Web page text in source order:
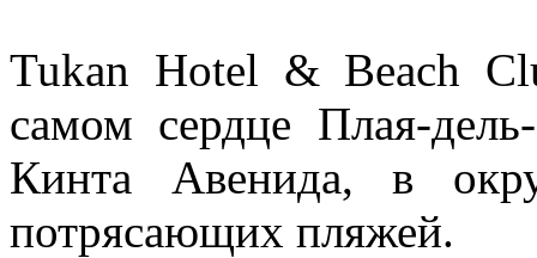
Tukan Hotel & Beach
самом сердце Плая-
Кинта Авенида, в
потрясающих пляжей.